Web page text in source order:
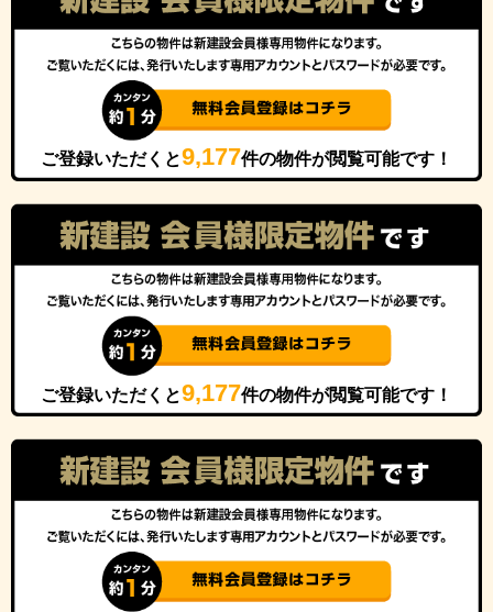
ご登録いただくと9,177件の物件が閲覧可能です！
ご登録いただくと9,177件の物件が閲覧可能です！